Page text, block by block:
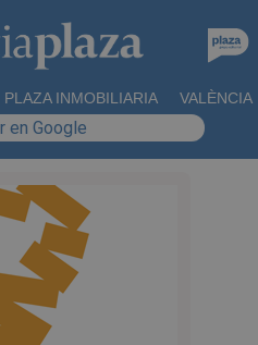
PLAZA INMOBILIARIA VALÈNCIA
en Google